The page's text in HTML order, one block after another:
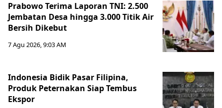
Prabowo Terima Laporan TNI: 2.500
Jembatan Desa hingga 3.000 Titik Air
Bersih Dikebut
7 Agu 2026, 9:03 AM
Indonesia Bidik Pasar Filipina,
Produk Peternakan Siap Tembus
Ekspor